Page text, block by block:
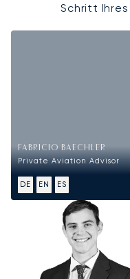
Schritt
FABRICIO BAECHLER
Private Aviation Advisor
DE EN ES